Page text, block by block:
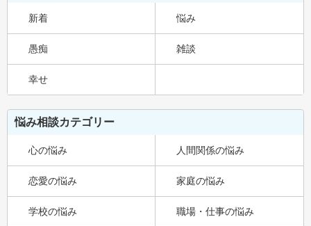
新着 悩み
愚痴 雑談
幸せ
悩み相談カテゴリー
心の悩み 人間関係の悩み
恋愛の悩み 家庭の悩み
学校の悩み 職場・仕事の悩み